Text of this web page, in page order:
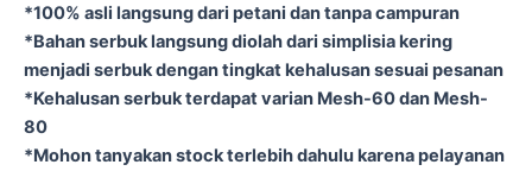
*100% asli langsung dari petani dan tanpa campuran
*Bahan serbuk langsung diolah dari simplisia kering
menjadi serbuk dengan tingkat kehalusan sesuai pesanan
*Kehalusan serbuk terdapat varian Mesh-60 dan Mesh-
80
*Mohon tanyakan stock terlebih dahulu karena pelayanan